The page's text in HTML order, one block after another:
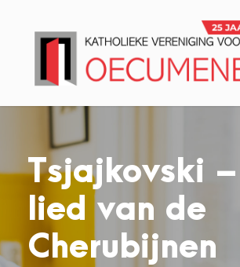
Tsjajkovski
lied van de
Cherubijnen